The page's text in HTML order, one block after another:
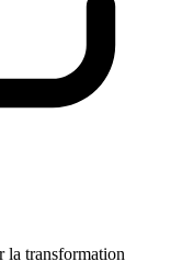
la transformation